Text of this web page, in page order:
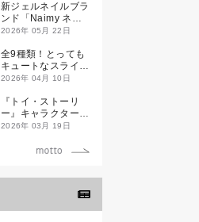
新ジェルネイルブラ
ンド「Naimy ネイ
ミィ」が誕生します
2026年 05月 22日
全9種類！とっても
キュートなスライダ
ーケースが新登場し
2026年 04月 10日
『トイ・ストーリ
ー』キャラクターデ
ザインのランチ＆文
2026年 03月 19日